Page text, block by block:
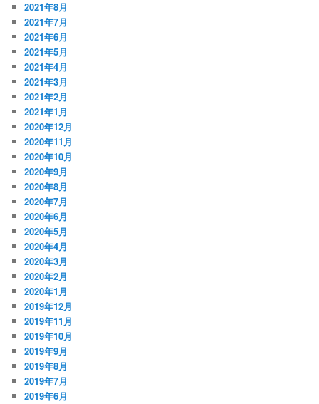
2021年8月
2021年7月
2021年6月
2021年5月
2021年4月
2021年3月
2021年2月
2021年1月
2020年12月
2020年11月
2020年10月
2020年9月
2020年8月
2020年7月
2020年6月
2020年5月
2020年4月
2020年3月
2020年2月
2020年1月
2019年12月
2019年11月
2019年10月
2019年9月
2019年8月
2019年7月
2019年6月